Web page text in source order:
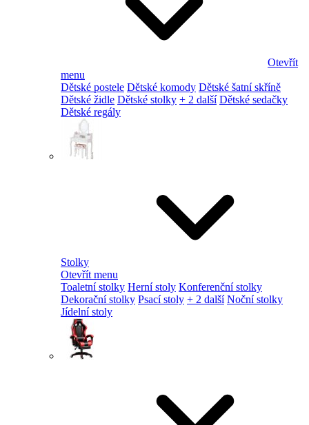
Otevřít
menu
Dětské postele Dětské komody Dětské šatní skříně
Dětské židle Dětské stolky + 2 další Dětské sedačky
Dětské regály
Stolky
Otevřít menu
Toaletní stolky Herní stoly Konferenční stolky
Dekorační stolky Psací stoly + 2 další Noční stolky
Jídelní stoly